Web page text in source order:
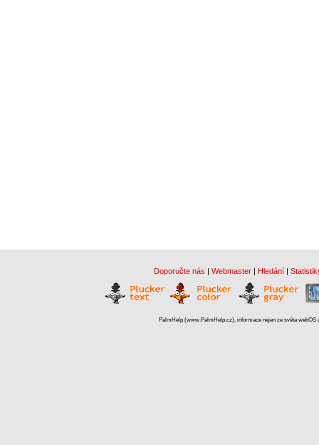
Doporučte nás | Webmaster | Hledání |
PalmHelp (www.PalmHelp.cz), informace nejen ze světa